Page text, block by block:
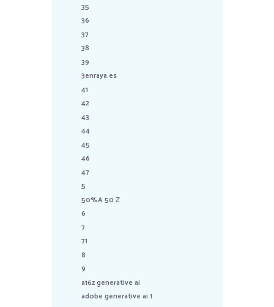
35
36
37
38
39
3enraya.es
41
42
43
44
45
46
47
5
50%A 50 Z
6
7
71
8
9
a16z generative ai
adobe generative ai 1